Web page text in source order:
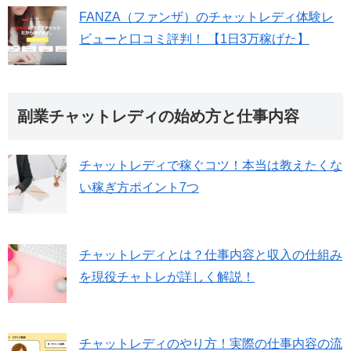
FANZA（ファンザ）のチャットレディ体験レ
ビューと口コミ評判！ 【1日3万稼げた】
副業チャットレディの始め方と仕事内容
チャットレディで稼ぐコツ！本当は教えたくな
い稼ぎ方ポイント7つ
チャットレディとは？仕事内容と収入の仕組み
を現役チャトレが詳しく解説！
チャットレディのやり方！実際の仕事内容の流